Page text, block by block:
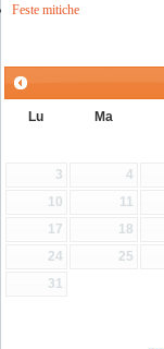
Feste mitiche
Lu Ma
3
4
10
11
17
18
24
25
31